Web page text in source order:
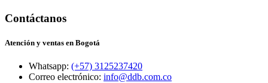
Contáctanos
Atención y ventas en Bogotá
Whatsapp: (+57) 3125237420
Correo electrónico: info@ddb.com.co